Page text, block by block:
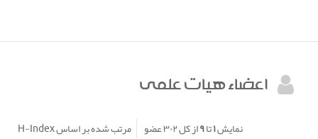
اعضاء هيات علمي
مرتب شده بر اساس H-Index نمایش۱تا۹از کل۳۰۲عضو